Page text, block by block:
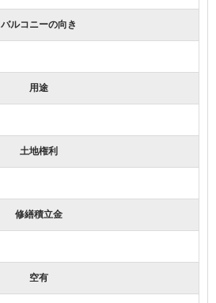
バルコニーの向き
用途
土地権利
修繕積立金
空有